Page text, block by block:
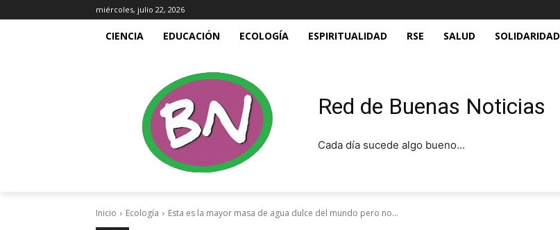
miércoles, julio 22, 2026
CIENCIA EDUCACIÓN ECOLOGÍA ESPIRITUALIDAD RSE SALUD SOLIDARIDAD
Red de Buenas Noticias
Cada día sucede algo bueno...
Inicio Ecología Esta es la mayor masa de agua dulce del mundo pero no...